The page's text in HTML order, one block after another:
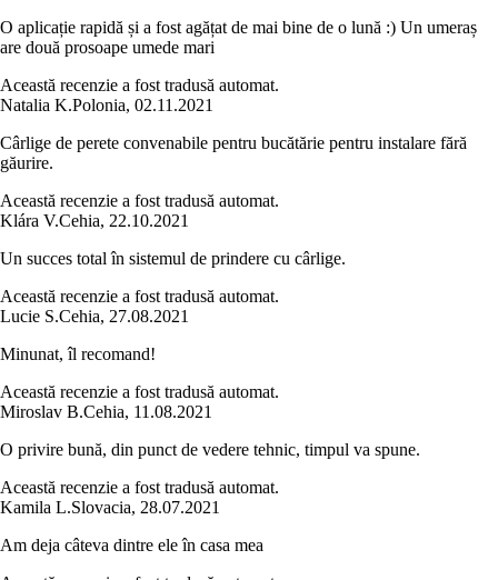
O aplicație rapidă și a fost agățat de mai bine de o lună :) Un umeraș
are două prosoape umede mari
Această recenzie a fost tradusă automat.
Natalia K.Polonia, 02.11.2021
Cârlige de perete convenabile pentru bucătărie pentru instalare fără
găurire.
Această recenzie a fost tradusă automat.
Klára V.Cehia, 22.10.2021
Un succes total în sistemul de prindere cu cârlige.
Această recenzie a fost tradusă automat.
Lucie S.Cehia, 27.08.2021
Minunat, îl recomand!
Această recenzie a fost tradusă automat.
Miroslav B.Cehia, 11.08.2021
O privire bună, din punct de vedere tehnic, timpul va spune.
Această recenzie a fost tradusă automat.
Kamila L.Slovacia, 28.07.2021
Am deja câteva dintre ele în casa mea